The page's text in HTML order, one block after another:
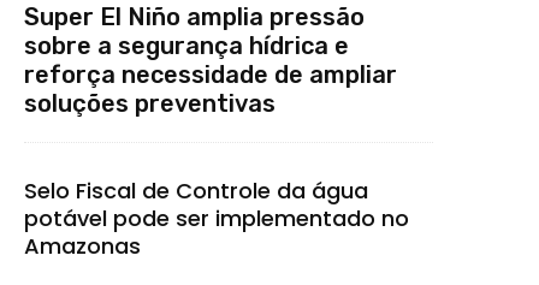
Super El Niño amplia pressão
sobre a segurança hídrica e
reforça necessidade de ampliar
soluções preventivas
Selo Fiscal de Controle da água
potável pode ser implementado no
Amazonas